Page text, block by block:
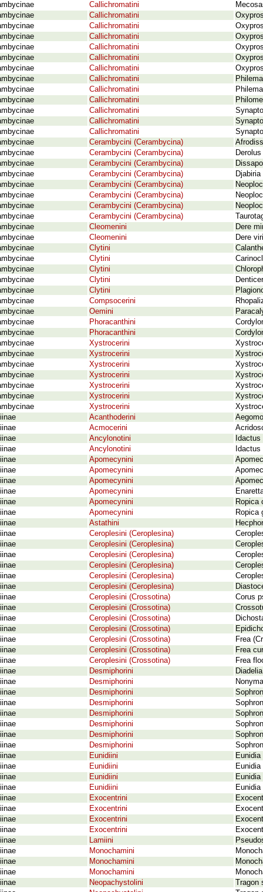
Callichromatini
Callichromatini
Callichromatini
Callichromatini
Callichromatini
Callichromatini
Callichromatini
Callichromatini
Callichromatini
Callichromatini
Callichromatini
Callichromatini
Callichromatini
Cerambycini (Cerambycina)
Cerambycini (Cerambycina)
Cerambycini (Cerambycina)
Cerambycini (Cerambycina)
Cerambycini (Cerambycina)
Cerambycini (Cerambycina)
Cerambycini (Cerambycina)
Cerambycini (Cerambycina)
Cleomenini
Dere
Cleomenini
Dere
Clytini
Clytini
Clytini
Clytini
Clytini
Compsocerini
Oemini
Phoracanthini
Phoracanthini
Xystrocerini
Xystrocerini
Xystrocerini
Xystrocerini
Xystrocerini
Xystrocerini
Xystrocerini
Acanthoderini
Acmocerini
Ancylonotini
Ancylonotini
Apomecynini
Apomecynini
Apomecynini
Apomecynini
Apomecynini
Ropica
Apomecynini
Ropica
Astathini
Ceroplesini (Ceroplesina)
Ceroplesini (Ceroplesina)
Ceroplesini (Ceroplesina)
Ceroplesini (Ceroplesina)
Ceroplesini (Ceroplesina)
Ceroplesini (Ceroplesina)
Ceroplesini (Crossotina)
Corus
Ceroplesini (Crossotina)
Ceroplesini (Crossotina)
Ceroplesini (Crossotina)
Ceroplesini (Crossotina)
Frea
Ceroplesini (Crossotina)
Frea
Ceroplesini (Crossotina)
Frea
Desmiphorini
Desmiphorini
Desmiphorini
Desmiphorini
Desmiphorini
Desmiphorini
Desmiphorini
Desmiphorini
Eunidiini
Eunidiini
Eunidiini
Eunidiini
Exocentrini
Exocentrini
Exocentrini
Exocentrini
Lamiini
Monochamini
Monochamini
Monochamini
Neopachystolini